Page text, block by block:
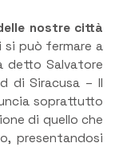
nostre città
si può fermare a
detto Salvatore
di Siracusa – Il
soprattutto
di quello che
presentandosi